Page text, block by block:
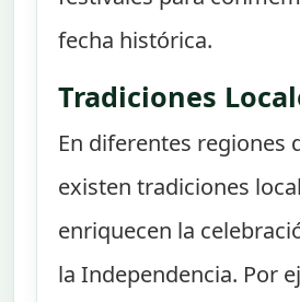
fecha histórica.
Tradiciones
En diferentes regiones
existen tradiciones
enriquecen la
la Independencia. Por